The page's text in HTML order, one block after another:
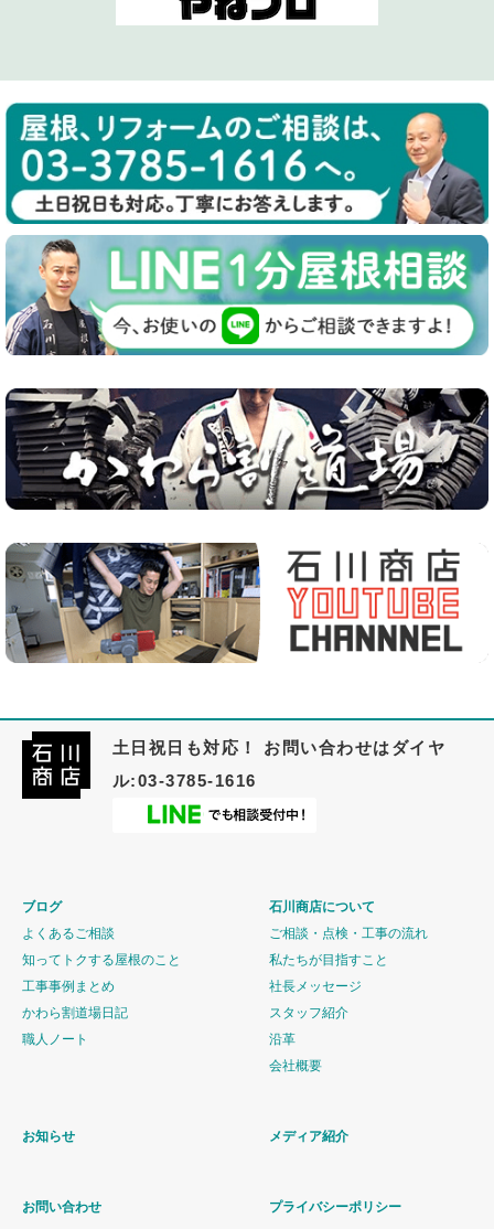
土日祝日も対応！ お問い合わせはダイヤ
ル:03-3785-1616
ブログ
よくあるご相談
知ってトクする屋根のこと
工事事例まとめ
かわら割道場日記
職人ノート
石川商店について
ご相談・点検・工事の流れ
私たちが目指すこと
社長メッセージ
スタッフ紹介
沿革
会社概要
お知らせ メディア紹介
お問い合わせ プライバシーポリシー